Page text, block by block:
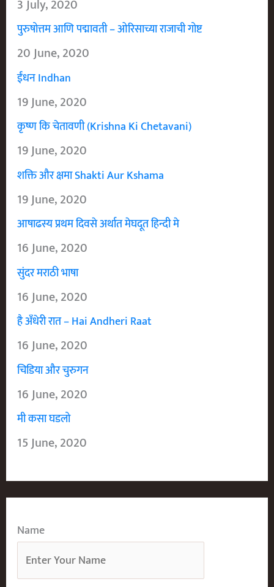
3 July, 2020
पुरुषोत्तम आणि पद्मावती – ओरिसाच्या राजाची गोष्ट
20 June, 2020
ईंधन Indhan
19 June, 2020
कृष्ण कि चेतावणी (Krishna Ki Chetavani)
19 June, 2020
शक्ति और क्षमा Shakti Aur Kshama
19 June, 2020
आषाढस्य प्रथम दिवसे अर्थात मेघदूत हिन्दी मे
16 June, 2020
सुंदर मराठी भाषा
16 June, 2020
है अँधेरी रात – Hai Andheri Raat
16 June, 2020
चिडिया और चुरुगन
16 June, 2020
मी कसा घडलो
15 June, 2020
Name